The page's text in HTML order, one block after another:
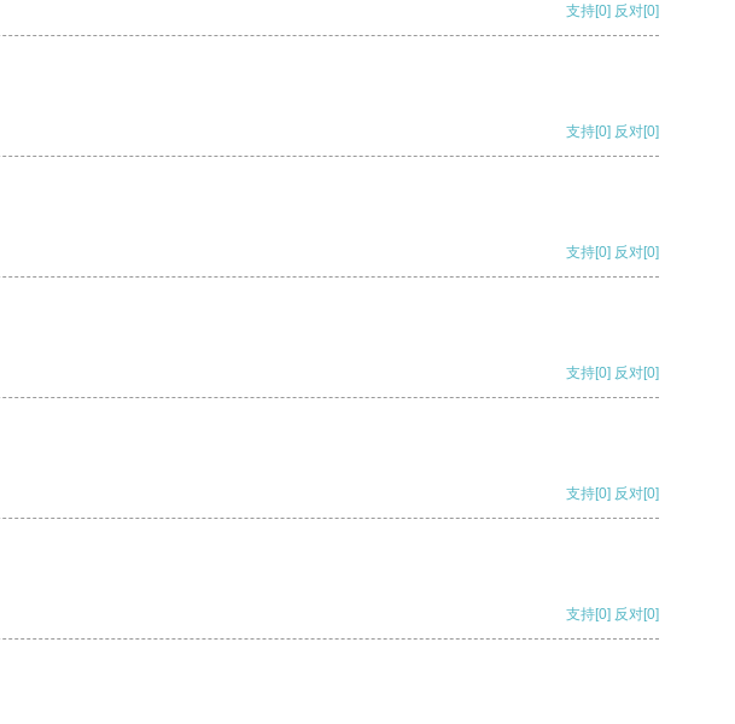
支持[0] 反对[0]
支持[0] 反对[0]
支持[0] 反对[0]
支持[0] 反对[0]
支持[0] 反对[0]
支持[0] 反对[0]